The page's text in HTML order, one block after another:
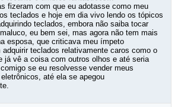
fizeram com que eu adotasse como meu
teclados e hoje em dia vivo lendo os tópicos
teclados, embora não saiba tocar
eu bem sei, mas agora não tem mais
esposa, que criticava meu ímpeto
adquirir teclados relativamente caros como o
já vê a coisa com outros olhos e até seria
se eu resolvesse vender meus
até ela se apegou